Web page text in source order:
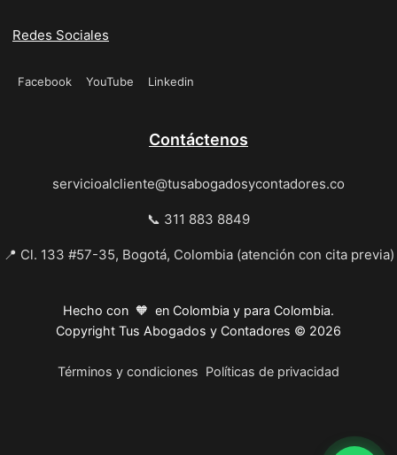
Redes Sociales
Facebook YouTube Linkedin
Contáctenos
servicioalcliente@tusabogadosycontadores.co
📞 311 883 8849
📍 Cl. 133 #57-35, Bogotá, Colombia (atención con cita previa)
Hecho con 🧡 en Colombia y para Colombia.
Copyright Tus Abogados y Contadores © 2026
Términos y condiciones Políticas de privacidad